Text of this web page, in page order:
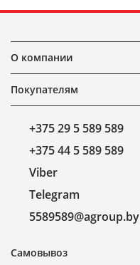
О компании
Покупателям
+375 29 5 589 589
+375 44 5 589 589
Viber
Telegram
5589589@agroup.by
Самовывоз